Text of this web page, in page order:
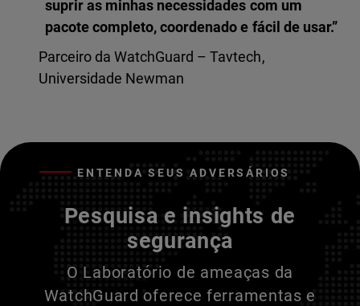
suprir as minhas necessidades com um
pacote completo, coordenado e fácil de usar.”
Parceiro da WatchGuard – Tavtech,
Universidade Newman
ENTENDA SEUS ADVERSÁRIOS
Pesquisa e insights de
segurança
O Laboratório de ameaças da
WatchGuard oferece ferramentas e